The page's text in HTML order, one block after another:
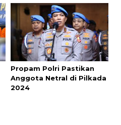
Propam Polri Pastikan
Anggota Netral di Pilkada
2024